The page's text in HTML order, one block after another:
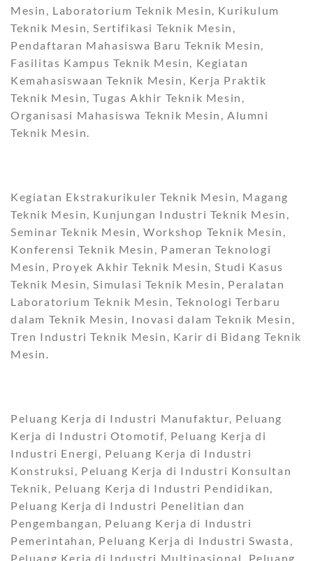
Mesin, Laboratorium Teknik Mesin, Kurikulum
Teknik Mesin, Sertifikasi Teknik Mesin,
Pendaftaran Mahasiswa Baru Teknik Mesin,
Fasilitas Kampus Teknik Mesin, Kegiatan
Kemahasiswaan Teknik Mesin, Kerja Praktik
Teknik Mesin, Tugas Akhir Teknik Mesin,
Organisasi Mahasiswa Teknik Mesin, Alumni
Teknik Mesin.
Kegiatan Ekstrakurikuler Teknik Mesin, Magang
Teknik Mesin, Kunjungan Industri Teknik Mesin,
Seminar Teknik Mesin, Workshop Teknik Mesin,
Konferensi Teknik Mesin, Pameran Teknologi
Mesin, Proyek Akhir Teknik Mesin, Studi Kasus
Teknik Mesin, Simulasi Teknik Mesin, Peralatan
Laboratorium Teknik Mesin, Teknologi Terbaru
dalam Teknik Mesin, Inovasi dalam Teknik Mesin,
Tren Industri Teknik Mesin, Karir di Bidang Teknik
Mesin.
Peluang Kerja di Industri Manufaktur, Peluang
Kerja di Industri Otomotif, Peluang Kerja di
Industri Energi, Peluang Kerja di Industri
Konstruksi, Peluang Kerja di Industri Konsultan
Teknik, Peluang Kerja di Industri Pendidikan,
Peluang Kerja di Industri Penelitian dan
Pengembangan, Peluang Kerja di Industri
Pemerintahan, Peluang Kerja di Industri Swasta,
Peluang Kerja di Industri Multinasional, Peluang